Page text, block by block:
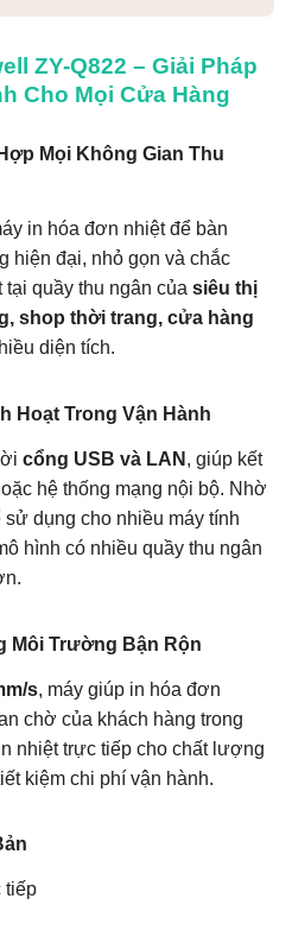
ZY-Q822 – Giải Pháp
Cho Mọi Cửa Hàng
Mọi Không Gian Thu
in hóa đơn nhiệt để bàn
hiện đại, nhỏ gọn và chắc
quầy thu ngân của siêu thị
shop thời trang, cửa hàng
diện tích.
Hoạt Trong Vận Hành
cổng USB và LAN , giúp kết
hệ thống mạng nội bộ. Nhờ
dụng cho nhiều máy tính
hình có nhiều quầy thu ngân
Môi Trường Bận Rộn
s, máy giúp in hóa đơn
chờ của khách hàng trong
nhiệt trực tiếp cho chất lượng
kiệm chi phí vận hành.
tiếp